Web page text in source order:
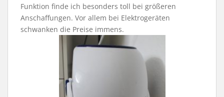
Funktion finde ich besonders toll bei größeren
Anschaffungen. Vor allem bei Elektrogeräten
schwanken die Preise immens.